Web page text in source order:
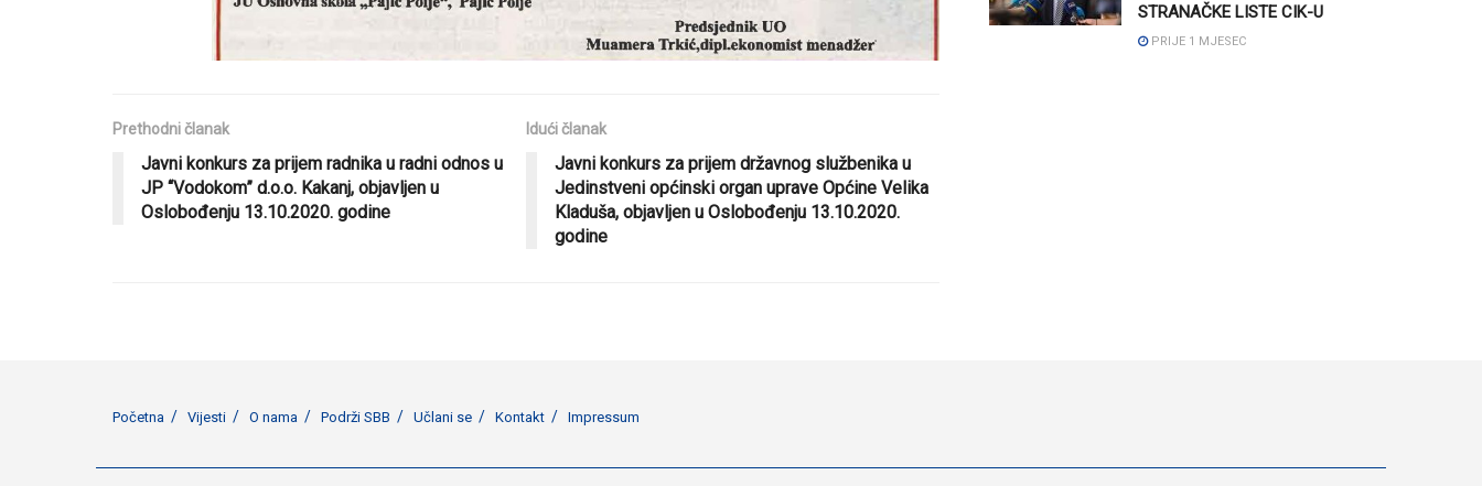
Prethodni članak
Javni konkurs za prijem radnika u radni odnos u
JP “Vodokom” d.o.o. Kakanj, objavljen u
Oslobođenju 13.10.2020. godine
Idući članak
Javni konkurs za prijem državnog službenika u
Jedinstveni općinski organ uprave Općine Velika
Kladuša, objavljen u Oslobođenju 13.10.2020.
godine
STRANAČKE LISTE CIK-U
PRIJE 1 MJESEC
Početna Vijesti O nama Podrži SBB Učlani se Kontakt Impressum